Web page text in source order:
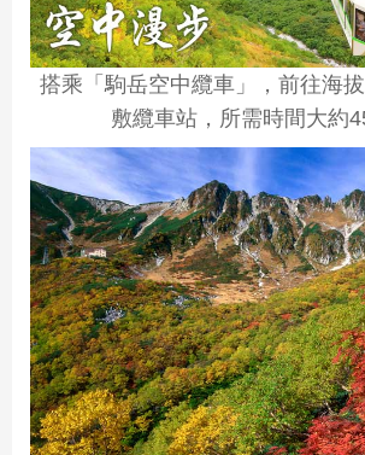
搭乘「駒岳空中纜車」，前往海
敷纜車站，所需時間大約